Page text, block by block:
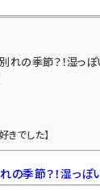
れの季節？！湿っ
きでした】
の季節？！湿っ